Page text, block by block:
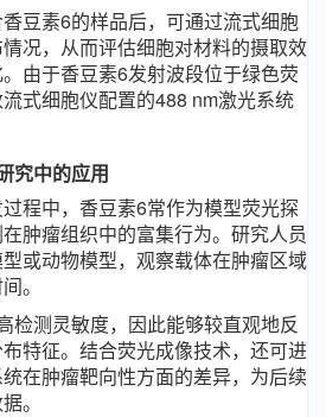
豆素6的样品后，可通过流式细胞
况，从而评估细胞对材料的摄取效
由于香豆素6发射波段位于绿色荧
式细胞仪配置的488 nm激光系统
究中的应用
程中，香豆素6常作为模型荧光探
肿瘤组织中的富集行为。研究人员
或动物模型，观察载体在肿瘤区域
。
检测灵敏度，因此能够较直观地反
特征。结合荧光成像技术，还可进
在肿瘤靶向性方面的差异，为后续
。